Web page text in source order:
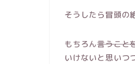
そうしたら冒頭の
もちろん言うこと
いけないと思いつ